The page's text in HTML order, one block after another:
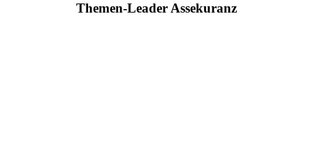
Themen-Leader Assekuranz